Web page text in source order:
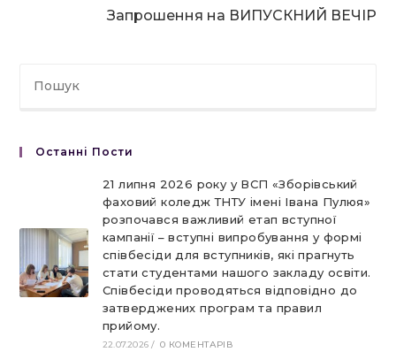
Запрошення на ВИПУСКНИЙ ВЕЧІР
Останні Пости
21 липня 2026 року у ВСП «Зборівський
фаховий коледж ТНТУ імені Івана Пулюя»
розпочався важливий етап вступної
кампанії – вступні випробування у формі
співбесіди для вступників, які прагнуть
стати студентами нашого закладу освіти.
Співбесіди проводяться відповідно до
затверджених програм та правил
прийому.
22.07.2026 / 0 КОМЕНТАРІВ